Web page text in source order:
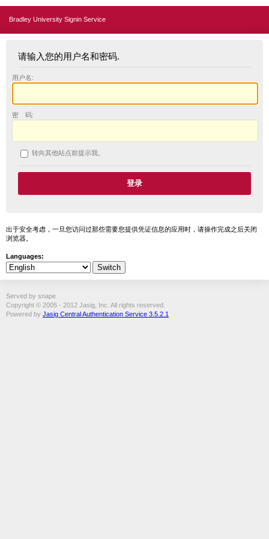
Bradley University Signin Service
请输入您的用户名和密码.
用户名:
密 码:
转向其他站点前提示我。
出于安全考虑，一旦您访问过那些需要您提供凭证信息的应用时，请操作完成之后关闭
浏览器。
Languages:
Served by snape
Copyright © 2005 - 2012 Jasig, Inc. All rights reserved.
Powered by Jasig Central Authentication Service 3.5.2.1